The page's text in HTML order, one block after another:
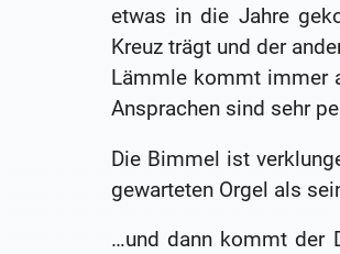
etwas in die Jahre
Kreuz trägt und der
Lämmle kommt immer
Ansprachen sind sehr
Die Bimmel ist
gewarteten Orgel als
…und dann kommt der